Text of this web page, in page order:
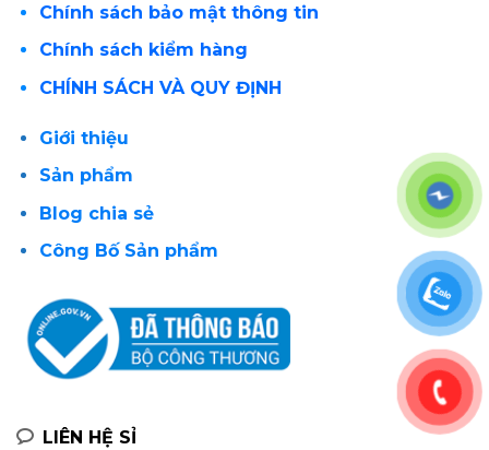
Chính sách bảo mật thông tin
Chính sách kiểm hàng
CHÍNH SÁCH VÀ QUY ĐỊNH
Giới thiệu
Sản phẩm
Blog chia sẻ
Công Bố Sản phẩm
LIÊN HỆ SỈ